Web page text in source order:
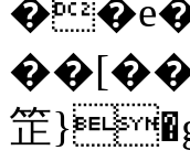
䇥